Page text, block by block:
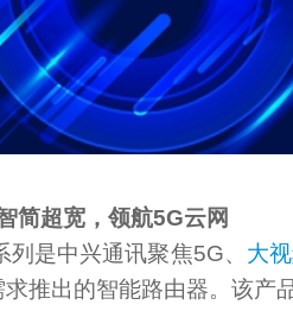
简超宽，领航5G云网
是中兴通讯聚焦5G、 大
推出的智能路由器。该产